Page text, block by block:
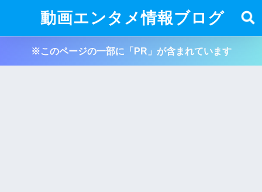
動画エンタメ情報ブログ
※このページの一部に「PR」が含まれています